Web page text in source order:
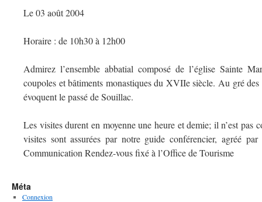
Le 03 août 2004
Horaire : de 10h30 à 12h00
Admirez l’ensemble abbatial composé de l’église Sainte
coupoles et bâtiments monastiques du XVIIe siècle. Au gré des
évoquent le passé de Souillac.
Les visites durent en moyenne une heure et demie; il n’est pas
visites sont assurées par notre guide conférencier, agréé
Communication Rendez-vous fixé à l’Office de Tourisme
Méta
Connexion